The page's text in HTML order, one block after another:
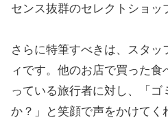
センス抜群のセレクトショッ
さらに特筆すべきは、スタッ
ィです。他のお店で買った
っている旅行者に対し、「ゴ
か？」と笑顔で声をかけてく